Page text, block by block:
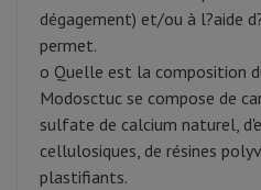
dégagement) et/ou à l?aide
permet.
o Quelle est la composition
Modosctuc se compose de
sulfate de calcium naturel,
cellulosiques, de résines
plastifiants.